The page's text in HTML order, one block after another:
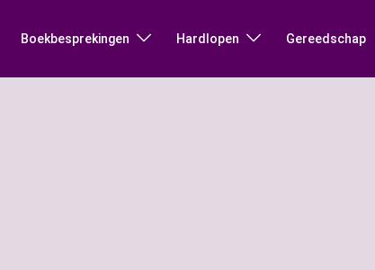
Boekbesprekingen Hardlopen Gereedschap